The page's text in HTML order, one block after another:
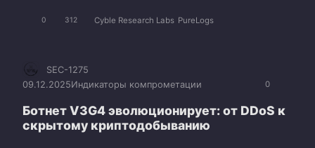
0 312 Cyble Research Labs PureLogs
0
SEC-1275
09.12.2025Индикаторы компрометации
Ботнет V3G4 эволюционирует: от DDoS к
скрытому криптодобыванию